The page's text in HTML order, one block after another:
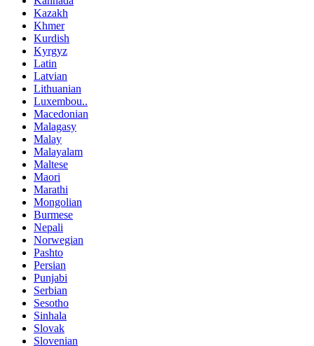
Kazakh
Khmer
Kurdish
Kyrgyz
Latin
Latvian
Lithuanian
Luxembou..
Macedonian
Malagasy
Malay
Malayalam
Maltese
Maori
Marathi
Mongolian
Burmese
Nepali
Norwegian
Pashto
Persian
Punjabi
Serbian
Sesotho
Sinhala
Slovak
Slovenian